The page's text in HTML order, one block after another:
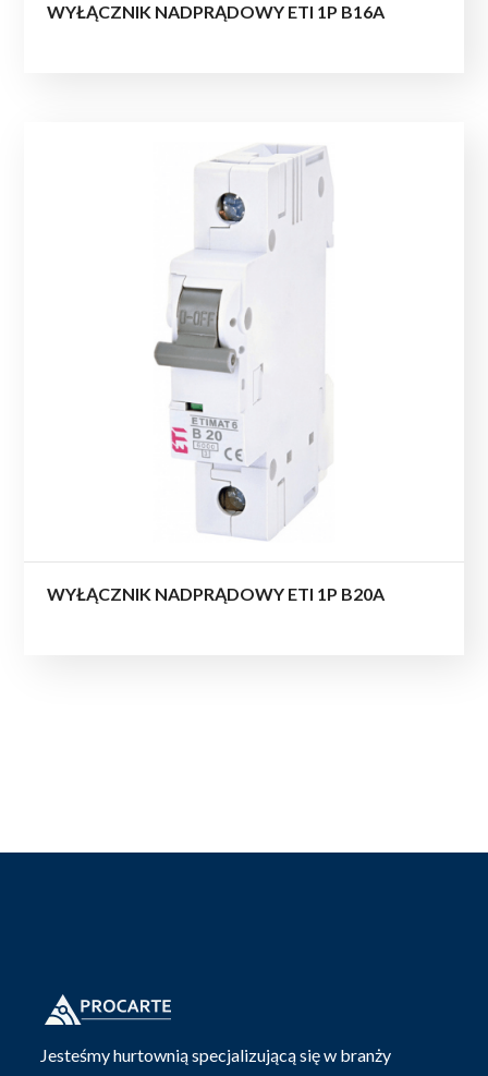
WYŁĄCZNIK NADPRĄDOWY ETI 1P B16A
WYŁĄCZNIK NADPRĄDOWY ETI 1P B20A
Jesteśmy hurtownią specjalizującą się w branży